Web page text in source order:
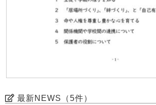
最新NEWS（5件）